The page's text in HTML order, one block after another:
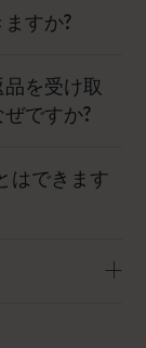
すか?
を受け取
ですか?
はできます